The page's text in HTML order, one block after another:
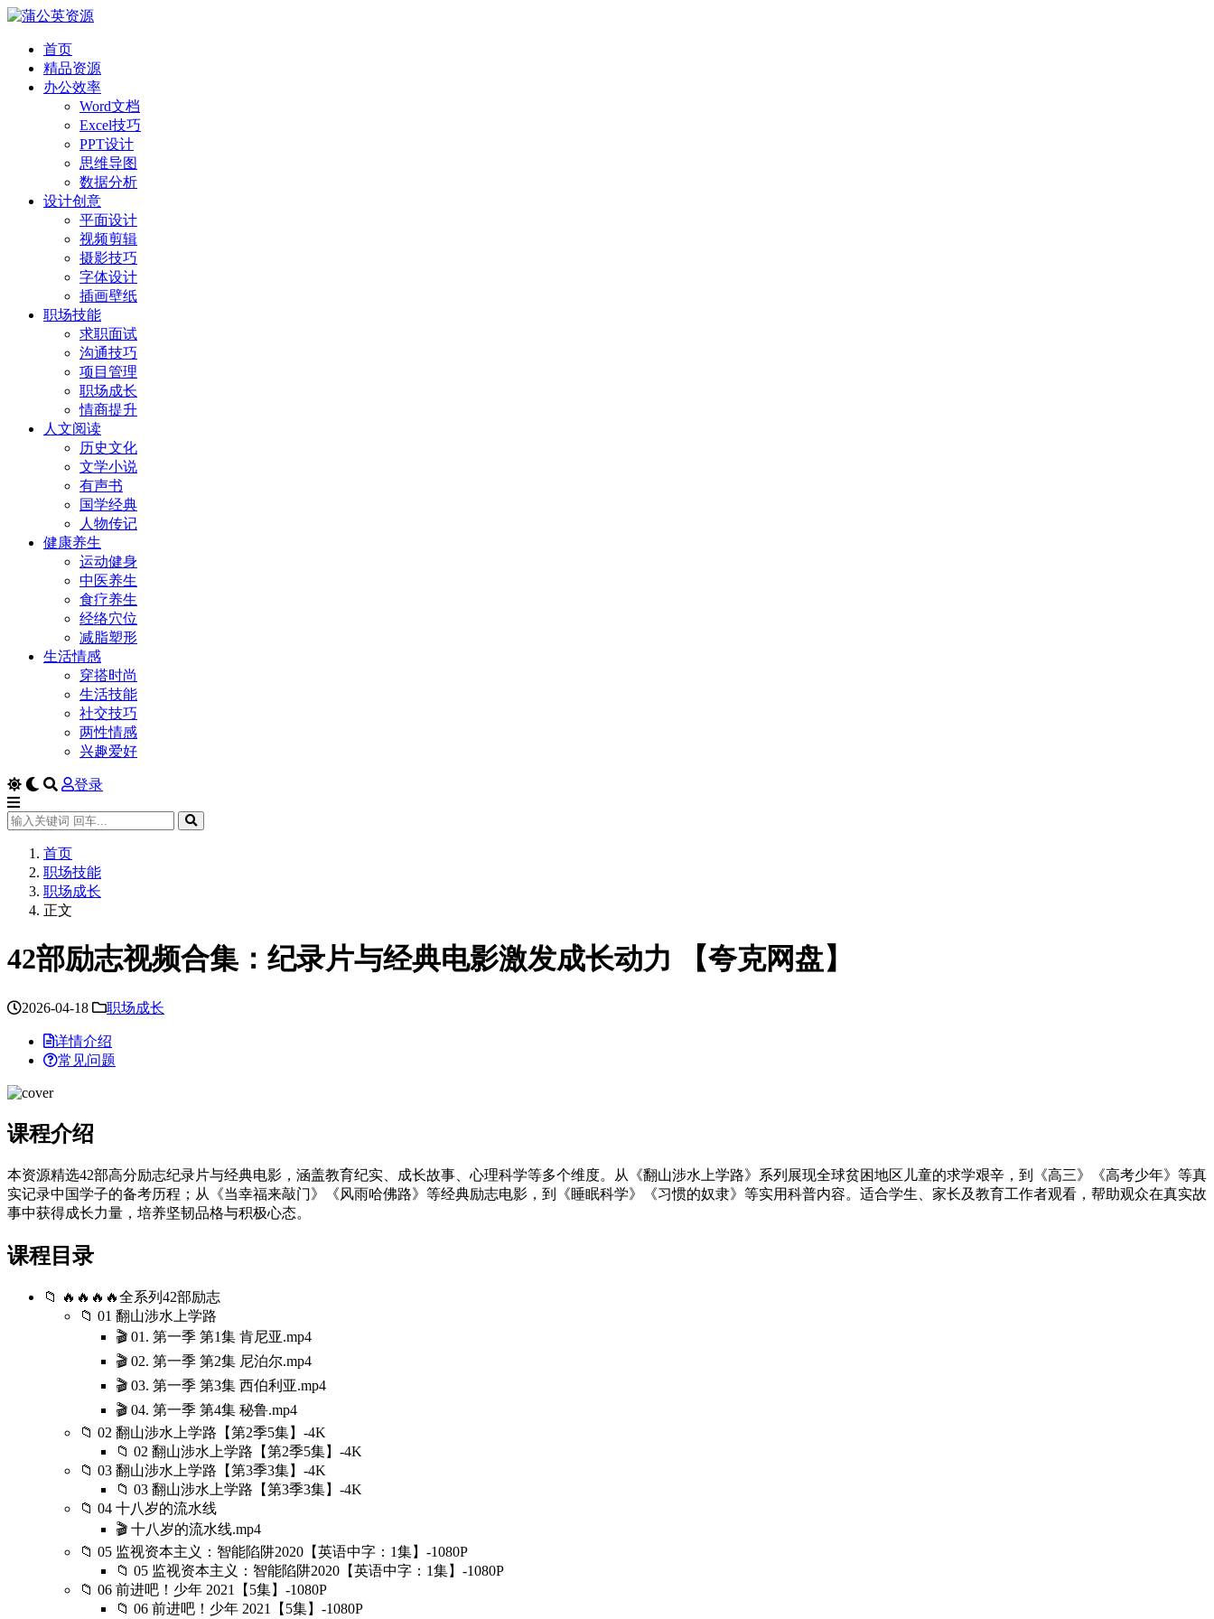
首页
精品资源
办公效率
Word文档
Excel技巧
PPT设计
思维导图
数据分析
设计创意
平面设计
视频剪辑
摄影技巧
字体设计
插画壁纸
职场技能
求职面试
沟通技巧
项目管理
职场成长
情商提升
人文阅读
历史文化
文学小说
有声书
国学经典
人物传记
健康养生
运动健身
中医养生
食疗养生
经络穴位
减脂塑形
生活情感
穿搭时尚
生活技能
社交技巧
两性情感
兴趣爱好
登录
首页
职场技能
职场成长
正文
42部励志视频合集：纪录片与经典电影激发成长动力 【夸克网盘】
2026-04-18 职场成长
详情介绍
常见问题
课程介绍
本资源精选42部高分励志纪录片与经典电影，涵盖教育纪实、成长故事、心理科学等多个维度。从《翻山涉水上学路》系列展现全球贫困地区儿童的求学艰辛，到《高三》《高考少年》等真
实记录中国学子的备考历程；从《当幸福来敲门》《风雨哈佛路》等经典励志电影，到《睡眠科学》《习惯的奴隶》等实用科普内容。适合学生、家长及教育工作者观看，帮助观众在真实故
事中获得成长力量，培养坚韧品格与积极心态。
课程目录
📁 🔥🔥🔥🔥全系列42部励志
📁 01 翻山涉水上学路
🎬 01. 第一季 第1集 肯尼亚.mp4
🎬 02. 第一季 第2集 尼泊尔.mp4
🎬 03. 第一季 第3集 西伯利亚.mp4
🎬 04. 第一季 第4集 秘鲁.mp4
📁 02 翻山涉水上学路【第2季5集】-4K
📁 02 翻山涉水上学路【第2季5集】-4K
📁 03 翻山涉水上学路【第3季3集】-4K
📁 03 翻山涉水上学路【第3季3集】-4K
📁 04 十八岁的流水线
🎬 十八岁的流水线.mp4
📁 05 监视资本主义：智能陷阱2020【英语中字：1集】-1080P
📁 05 监视资本主义：智能陷阱2020【英语中字：1集】-1080P
📁 06 前进吧！少年 2021【5集】-1080P
📁 06 前进吧！少年 2021【5集】-1080P